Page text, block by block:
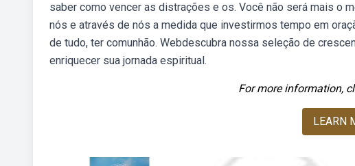
saber como vencer as distrações e os. Você não será mais o
nós e através de nós a medida que investirmos tempo em
de tudo, ter comunhão. Webdescubra nossa seleção de
enriquecer sua jornada espiritual.
For more information,
LEARN